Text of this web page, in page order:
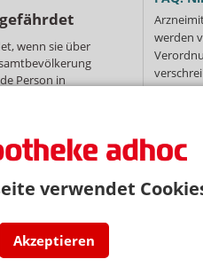
verwendet
Akzeptieren
wenn sie über
Person in
einem
pro Monat.
Das
werden
Mehr»